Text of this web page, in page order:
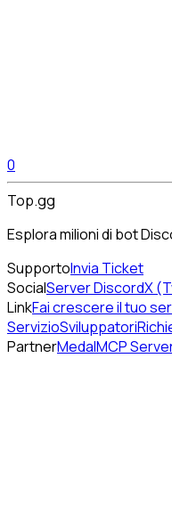
0
Top.gg
Esplora milioni di bot
SupportoInvia Ticket
SocialServer DiscordX
LinkFai crescere il tuo
ServizioSviluppatori
PartnerMedalMCP